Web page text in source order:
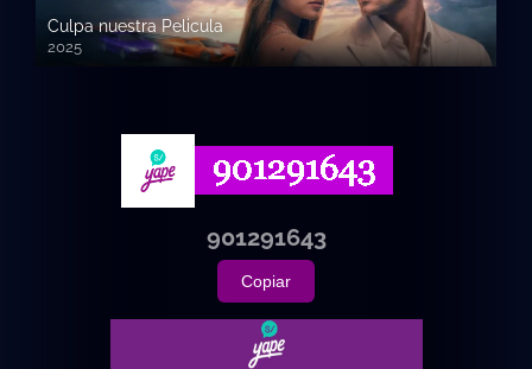
Culpa nuestra Pelicula
2025
720p HD
901291643
Copiar